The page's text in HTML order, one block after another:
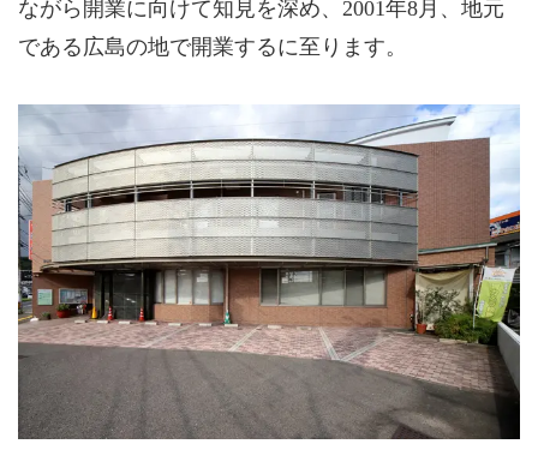
ながら開業に向けて知見を深め、2001年8月、地元
である広島の地で開業するに至ります。